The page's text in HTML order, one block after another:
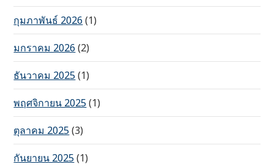
กุมภาพันธ์ 2026 (1)
มกราคม 2026 (2)
ธันวาคม 2025(1)
พฤศจิกายน 2025(1)
ตุลาคม 2025(3)
กันยายน 2025(1)